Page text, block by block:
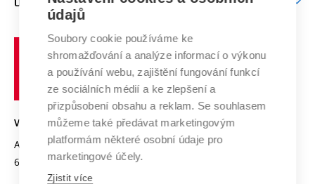
E-přihláška
Doktorské studium
Podpora podnikání
Systém zajišťování kvality výzkumu
Výzkumné infrastruktury
Transfer znalostí
Open Science
Projekty
Projekty ze strukturálních fondů
Specifický výzkum
Zahraniční spolupráce
Spolupráce se školami
Služby univerzity
Mezinárodní dohody
Univerzitní sítě
Profil univerzity
Udržitelná univerzita
Podnikavá univerzita / ContriBUTe
Bezpečná univerzita
Vyznamenání
Organizační struktura
učení
technické
VYSOKÉ UČENÍ TECHNICKÉ V BRNĚ
Antonínská 548/1
602 00 Brno
www.vut.cz
vut@vutbr.cz
údajů
Soubory cookie používáme ke
shromažďování a analýze informací o výkonu
a používání webu, zajištění fungování funkcí
ze sociálních médií a ke zlepšení a
přizpůsobení obsahu a reklam. Se souhlasem
můžeme také předávat marketingovým
platformám některé osobní údaje pro
marketingové účely.
Zjistit více